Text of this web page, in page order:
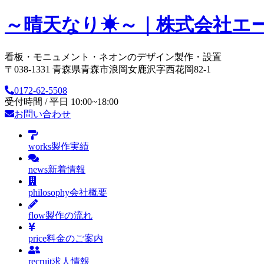
～晴天なり☀～｜株式会社エ
看板・モニュメント・ネオンのデザイン製作・設置
〒038-1331 青森県青森市浪岡女鹿沢字西花岡82-1
0172-62-5508
受付時間 / 平日 10:00~18:00
お問い合わせ
works製作実績
news新着情報
philosophy会社概要
flow製作の流れ
price料金のご案内
recruit求人情報